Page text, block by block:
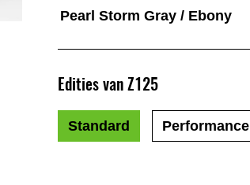
Pearl Storm Gray / Ebony
Edities van Z125
Standard Performance